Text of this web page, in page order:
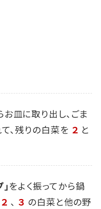
皿に取り出し、ごま
、残りの白菜を ２ と
をよく振ってから鍋
２ 、 ３ の白菜と他の野